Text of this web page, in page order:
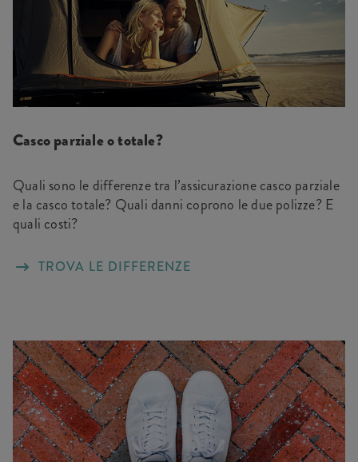
Casco parziale o totale?
Quali sono le differenze tra l’assicurazione casco parziale
e la casco totale? Quali danni coprono le due polizze? E
quali costi?
TROVA LE DIFFERENZE